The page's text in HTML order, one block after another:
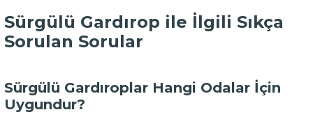
Sürgülü Gardırop ile İlgili Sıkça
Sorulan Sorular
Sürgülü Gardıroplar Hangi Odalar İçin
Uygundur?